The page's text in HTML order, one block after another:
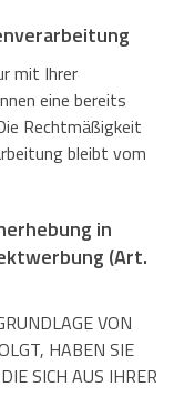
mit Ihrer
eine bereits
Rechtmäßigkeit
bleibt vom
in
(Art.
VON
HABEN SIE
SICH AUS IHRER